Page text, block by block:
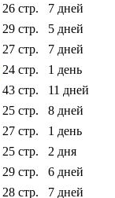
26 стр. 7 дней
29 стр. 5 дней
27 стр. 7 дней
24 стр. 1 день
43 стр. 11 дней
25 стр. 8 дней
27 стр. 1 день
25 стр. 2 дня
29 стр. 6 дней
28 стр. 7 дней